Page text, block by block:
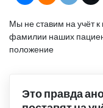
Мы не ставим на учёт
фамилии наших
положение
Это правда